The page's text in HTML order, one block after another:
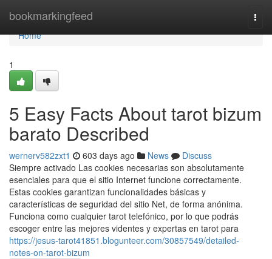
bookmarkingfeed
Home
Home
1
5 Easy Facts About tarot bizum
barato Described
wernerv582zxt1 603 days ago News
Discuss
Siempre activado Las cookies necesarias son absolutamente
esenciales para que el sitio Internet funcione correctamente.
Estas cookies garantizan funcionalidades básicas y
características de seguridad del sitio Net, de forma anónima.
Funciona como cualquier tarot telefónico, por lo que podrás
escoger entre las mejores videntes y expertas en tarot para
https://jesus-tarot41851.blogunteer.com/30857549/detailed-
notes-on-tarot-bizum